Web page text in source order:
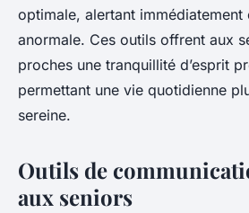
optimale, alertant immédiatement
anormale. Ces outils offrent aux
proches une tranquillité d’esprit
permettant une vie quotidienne
sereine.
Outils de
aux seniors